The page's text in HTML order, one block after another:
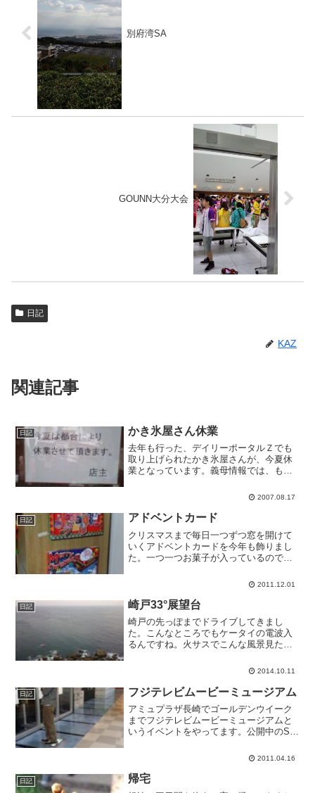
別府湾SA
GOUNN大分大会
日記
KAZ
関連記事
日記 かき氷屋さん休業
去年も行った、デイリーポータルＺでも
取り上げられたかき氷屋さんが、今夏休
業となっています。義母情報では、もう
2007.08.17
日記 アドベントカード
クリスマスまで毎日一つずつ窓を開けて
いくアドベントカードを今年も飾りまし
た。一つ一つお菓子が入っているので、
はたんぽぽお手製のアドベントカードも
登場です。頑張って作っていましたが、
ギリギリで間に合ったよう...
2011.12.01
日記 崎戸33°展望台
崎戸の先っぽまでドライブしてきまし
た。こんなところでもケータイの電波入
るんですね。火サスでこんな風景見た気
2014.10.11
日記 フジテレビムービーミュージアム
アミュプラザ長崎でゴールデンウイーク
までフジテレビムービーミュージアムと
いうイベントをやってます。公開中のSP
たまらないイベントです。来月誕生日な
OD3グッズを買ってもら...
2011.04.16
日記 帰宅